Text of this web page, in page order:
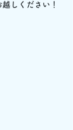
しください！